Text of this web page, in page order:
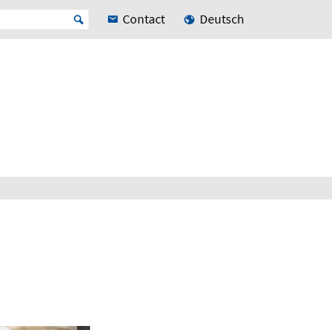
Contact Deutsch